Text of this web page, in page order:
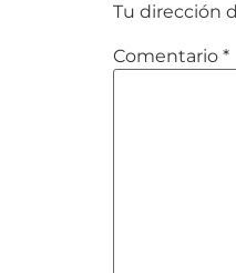
Tu dirección
Comentario *